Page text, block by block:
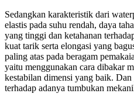
Sedangkan karakteristik dari
elastis pada suhu rendah, daya
yang tinggi dan ketahanan
kuat tarik serta elongasi yang
paling atas pada beragam
yaitu menggunakan cara dibakar
kestabilan dimensi yang baik.
terhadap adanya tumbukan